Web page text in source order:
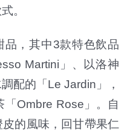
。
，其中3款特色飲品
Martini」、以洛神
配的「Le Jardin」，
「Ombre Rose」。自
的風味，回甘帶果仁